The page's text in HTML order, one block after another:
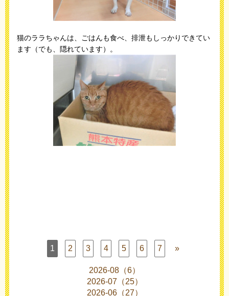
猫のララちゃんは、ごはんも食べ、排泄もしっかりできてい
ます（でも、隠れています）。
1 2 3 4 5 6 7 »
2026-08（6）
2026-07（25）
2026-06（27）